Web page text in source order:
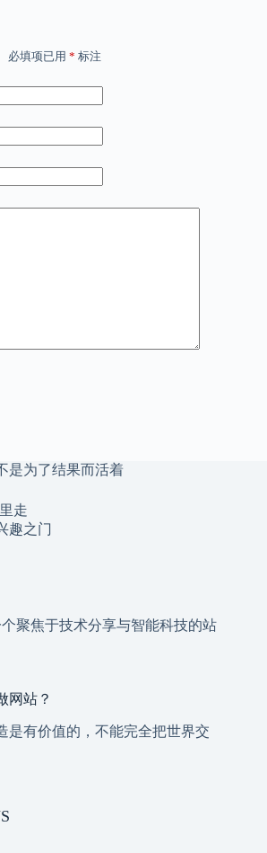
必填项已用 * 标注
是为了结果而活着
走
趣之门
个聚焦于技术分享与智能科技的站
网站？
是有价值的，不能完全把世界交